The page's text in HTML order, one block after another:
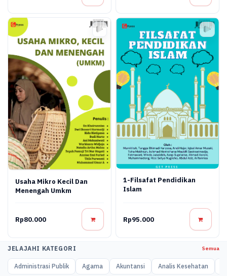
Usaha Mikro Kecil Dan
Menengah Umkm
Rp80.000
1-Filsafat Pendidikan
Islam
Rp95.000
JELAJAHI KATEGORI Semua
Administrasi Publik Agama Akuntansi Analis Kesehatan